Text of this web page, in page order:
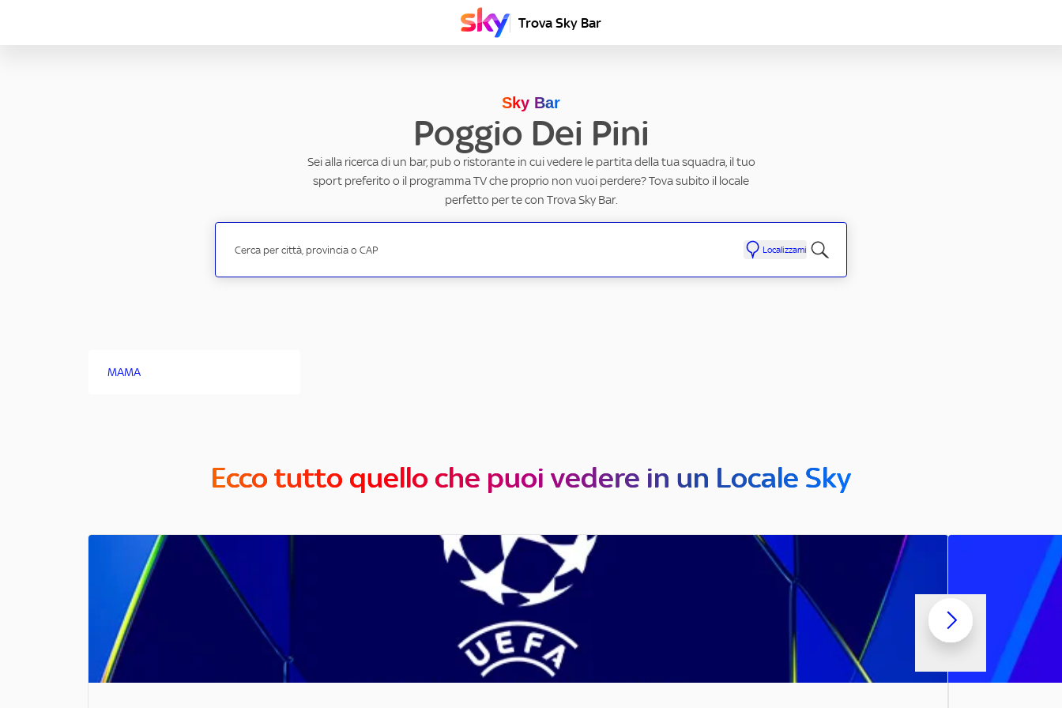
Trova Sky Bar
Sky Bar
Poggio Dei Pini
Sei alla ricerca di un bar, pub o ristorante in cui vedere le partita della tua squadra, il tuo
sport preferito o il programma TV che proprio non vuoi perdere? Tova subito il locale
perfetto per te con Trova Sky Bar.
Localizzami
MAMA
Ecco tutto quello che puoi vedere in un Locale Sky